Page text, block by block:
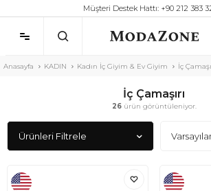
Müşteri Destek Hattı: +90 212 383
Anasayfa KADIN Kadın İç Giyim & Ev Giyim İç
İç Çamaşırı
26ürün görüntüleniyor.
Ürünleri Filtrele